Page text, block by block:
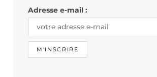
m
Adresse e-mail :